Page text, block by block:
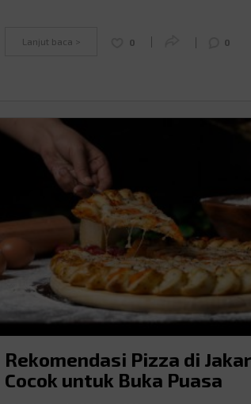
ini tapi bingung bagaimana memilih hewannya,
ini Mister kasih tahu beberapa …
Continued
Lanjut baca > 0 0
Rekomendasi Pizza di
Cocok untuk Buka Puasa